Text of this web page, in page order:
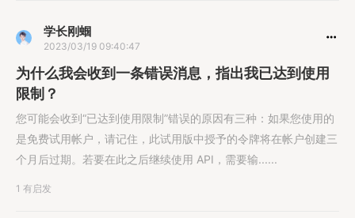
学长刚蝈
2023/03/19 09:40:47
为什么我会收到一条错误消息，指出我已达到使用
限制？
您可能会收到“已达到使用限制”错误的原因有三种：如果您使用的
是免费试用帐户，请记住，此试用版中授予的令牌将在帐户创建三
个月后过期。若要在此之后继续使用 API，需要输......
1 有启发